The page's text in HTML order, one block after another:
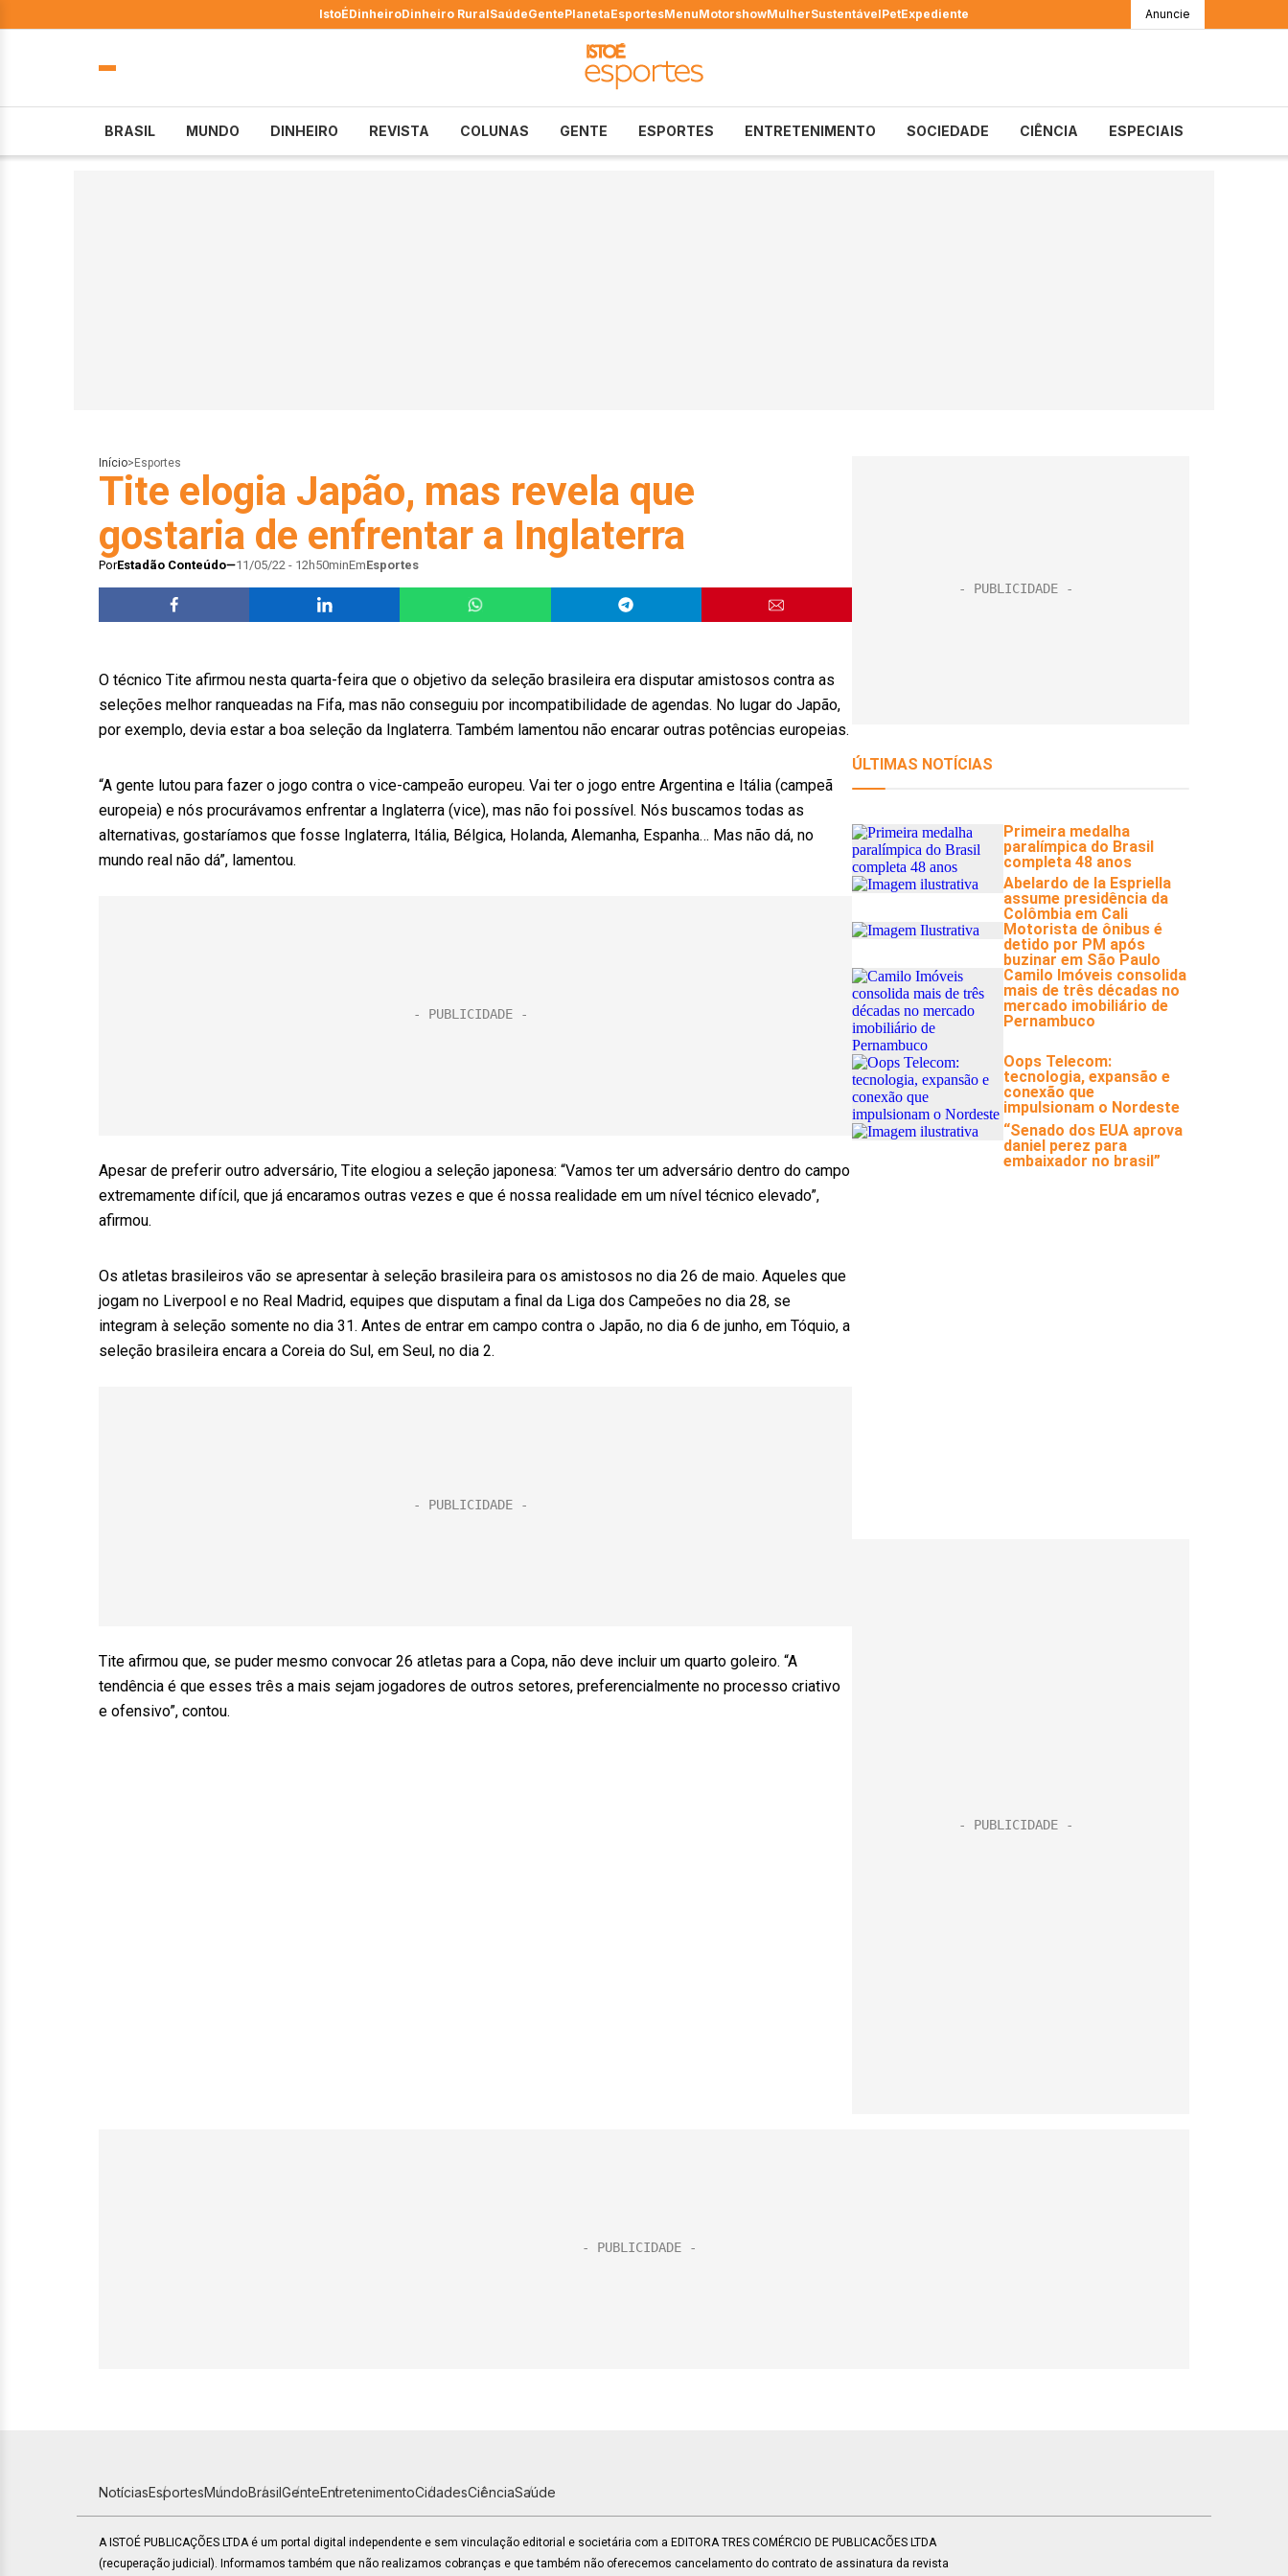
IstoÉDinheiroDinheiro RuralSaúdeGentePlanetaEsportesMenuMotorshowMulherSustentávelPetExpediente Anuncie
BRASIL MUNDO DINHEIRO REVISTA COLUNAS GENTE ESPORTES ENTRETENIMENTO SOCIEDADE CIÊNCIA ESPECIAIS
Início> Esportes
Tite elogia Japão, mas revela que
gostaria de enfrentar a Inglaterra
PorEstadão Conteúdo 11/05/22 - 12h50minEmEsportes
O técnico Tite afirmou nesta quarta-feira que o objetivo da seleção brasileira era disputar amistosos contra as
seleções melhor ranqueadas na Fifa, mas não conseguiu por incompatibilidade de agendas. No lugar do Japão,
por exemplo, devia estar a boa seleção da Inglaterra. Também lamentou não encarar outras potências europeias.
“A gente lutou para fazer o jogo contra o vice-campeão europeu. Vai ter o jogo entre Argentina e Itália (campeã
europeia) e nós procurávamos enfrentar a Inglaterra (vice), mas não foi possível. Nós buscamos todas as
alternativas, gostaríamos que fosse Inglaterra, Itália, Bélgica, Holanda, Alemanha, Espanha… Mas não dá, no
mundo real não dá”, lamentou.
Apesar de preferir outro adversário, Tite elogiou a seleção japonesa: “Vamos ter um adversário dentro do campo
extremamente difícil, que já encaramos outras vezes e que é nossa realidade em um nível técnico elevado”,
afirmou.
Os atletas brasileiros vão se apresentar à seleção brasileira para os amistosos no dia 26 de maio. Aqueles que
jogam no Liverpool e no Real Madrid, equipes que disputam a final da Liga dos Campeões no dia 28, se
integram à seleção somente no dia 31. Antes de entrar em campo contra o Japão, no dia 6 de junho, em Tóquio, a
seleção brasileira encara a Coreia do Sul, em Seul, no dia 2.
Tite afirmou que, se puder mesmo convocar 26 atletas para a Copa, não deve incluir um quarto goleiro. “A
tendência é que esses três a mais sejam jogadores de outros setores, preferencialmente no processo criativo
e ofensivo”, contou.
NotíciasEsportesMundoBrasilGenteEntretenimentoCidadesCiênciaSaúde
A ISTOÉ PUBLICAÇÕES LTDA é um portal digital independente e sem vinculação editorial e societária com a EDITORA TRES COMÉRCIO DE PUBLICACÕES LTDA
(recuperação judicial). Informamos também que não realizamos cobranças e que também não oferecemos cancelamento do contrato de assinatura da revista